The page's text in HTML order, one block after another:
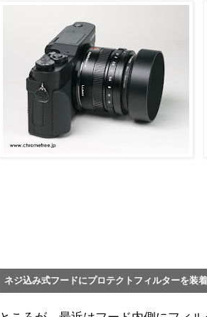
ネジ込み式フードにプロテクトフィルターを装